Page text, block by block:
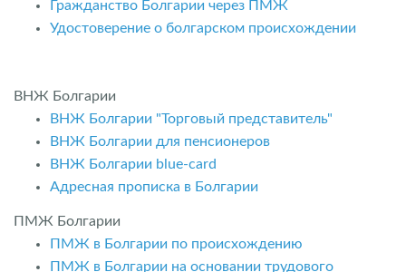
Гражданство Болгарии через ПМЖ
Удостоверение о болгарском происхождении
ВНЖ Болгарии
ВНЖ Болгарии "Торговый представитель"
ВНЖ Болгарии для пенсионеров
ВНЖ Болгарии blue-card
Адресная прописка в Болгарии
ПМЖ Болгарии
ПМЖ в Болгарии по происхождению
ПМЖ в Болгарии на основании трудового